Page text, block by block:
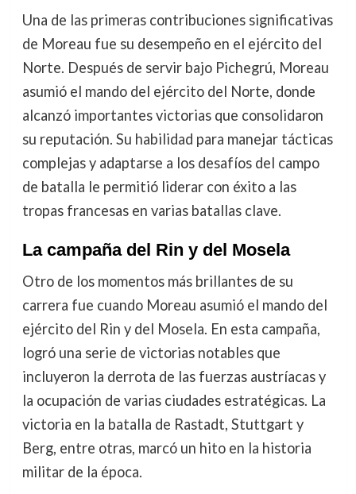
Una de las primeras contribuciones significativas
de Moreau fue su desempeño en el ejército del
Norte. Después de servir bajo Pichegrú, Moreau
asumió el mando del ejército del Norte, donde
alcanzó importantes victorias que consolidaron
su reputación. Su habilidad para manejar tácticas
complejas y adaptarse a los desafíos del campo
de batalla le permitió liderar con éxito a las
tropas francesas en varias batallas clave.
La campaña del Rin y del Mosela
Otro de los momentos más brillantes de su
carrera fue cuando Moreau asumió el mando del
ejército del Rin y del Mosela. En esta campaña,
logró una serie de victorias notables que
incluyeron la derrota de las fuerzas austríacas y
la ocupación de varias ciudades estratégicas. La
victoria en la batalla de Rastadt, Stuttgart y
Berg, entre otras, marcó un hito en la historia
militar de la época.